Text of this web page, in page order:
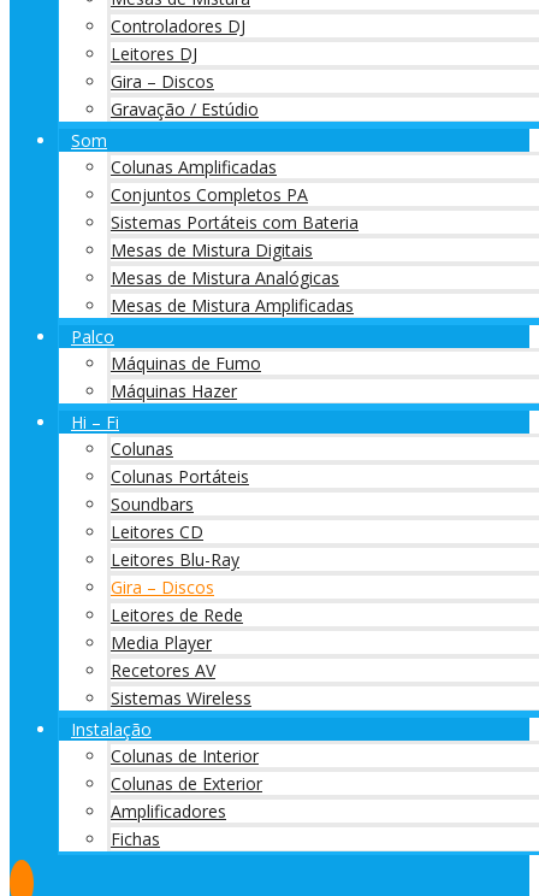
Controladores DJ
Leitores DJ
Gira – Discos
Gravação / Estúdio
Som
Colunas Amplificadas
Conjuntos Completos PA
Sistemas Portáteis com Bateria
Mesas de Mistura Digitais
Mesas de Mistura Analógicas
Mesas de Mistura Amplificadas
Palco
Máquinas de Fumo
Máquinas Hazer
Hi – Fi
Colunas
Colunas Portáteis
Soundbars
Leitores CD
Leitores Blu-Ray
Gira – Discos
Leitores de Rede
Media Player
Recetores AV
Sistemas Wireless
Instalação
Colunas de Interior
Colunas de Exterior
Amplificadores
Fichas